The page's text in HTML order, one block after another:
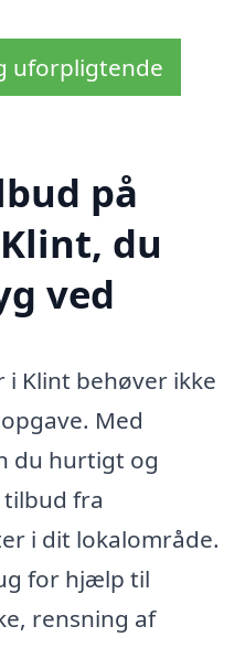
uforpligtende
på
du
ved
i Klint behøver ikke
Med
du hurtigt og
fra
i dit lokalområde.
for hjælp til
rensning af